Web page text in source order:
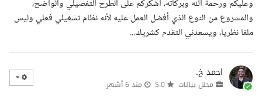
وعليكم ورحمة الله وبركاته، أشكركم على الطرح التفصيلي والواضح،
والمشروع من النوع الذي أفضل العمل عليه لأنه نظام تشغيلي فعلي وليس
ملفا نظريا، ويسعدني التقدم كشريك...
احمد خ.
محلل بيانات منذ 6 أشهر